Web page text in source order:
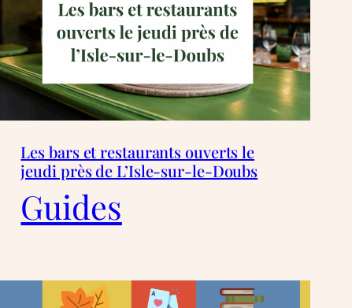
Les bars et restaurants ouverts le
jeudi près de L’Isle-sur-le-Doubs
Guides